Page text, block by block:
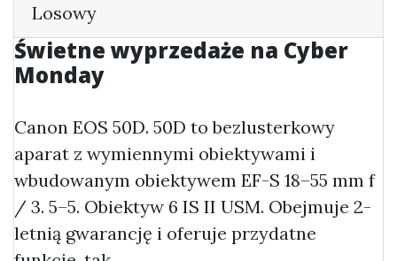
Losowy
Świetne wyprzedaże na Cyber
Monday
Canon EOS 50D. 50D to bezlusterkowy
aparat z wymiennymi obiektywami i
wbudowanym obiektywem EF-S 18–55 mm f
/ 3. 5–5. Obiektyw 6 IS II USM. Obejmuje 2-
letnią gwarancję i oferuje przydatne